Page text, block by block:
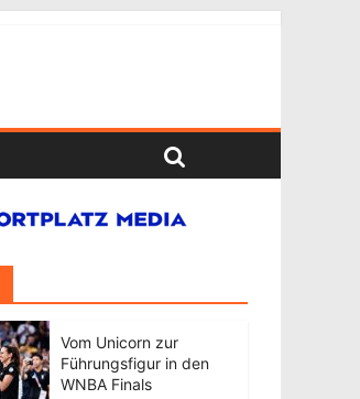
Vom Unicorn zur
Führungsfigur in den
WNBA Finals